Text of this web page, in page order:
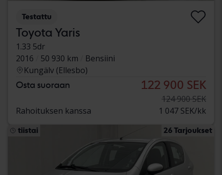
Testattu
Toyota Yaris
1.33 5dr
2016
50 930 km
Bensiini
Kungälv (Ellesbo)
Osta suoraan 122 900 SEK
124 900 SEK
Rahoituksen kanssa
1 047 SEK/kk
tiistai 26 Tarjoukset